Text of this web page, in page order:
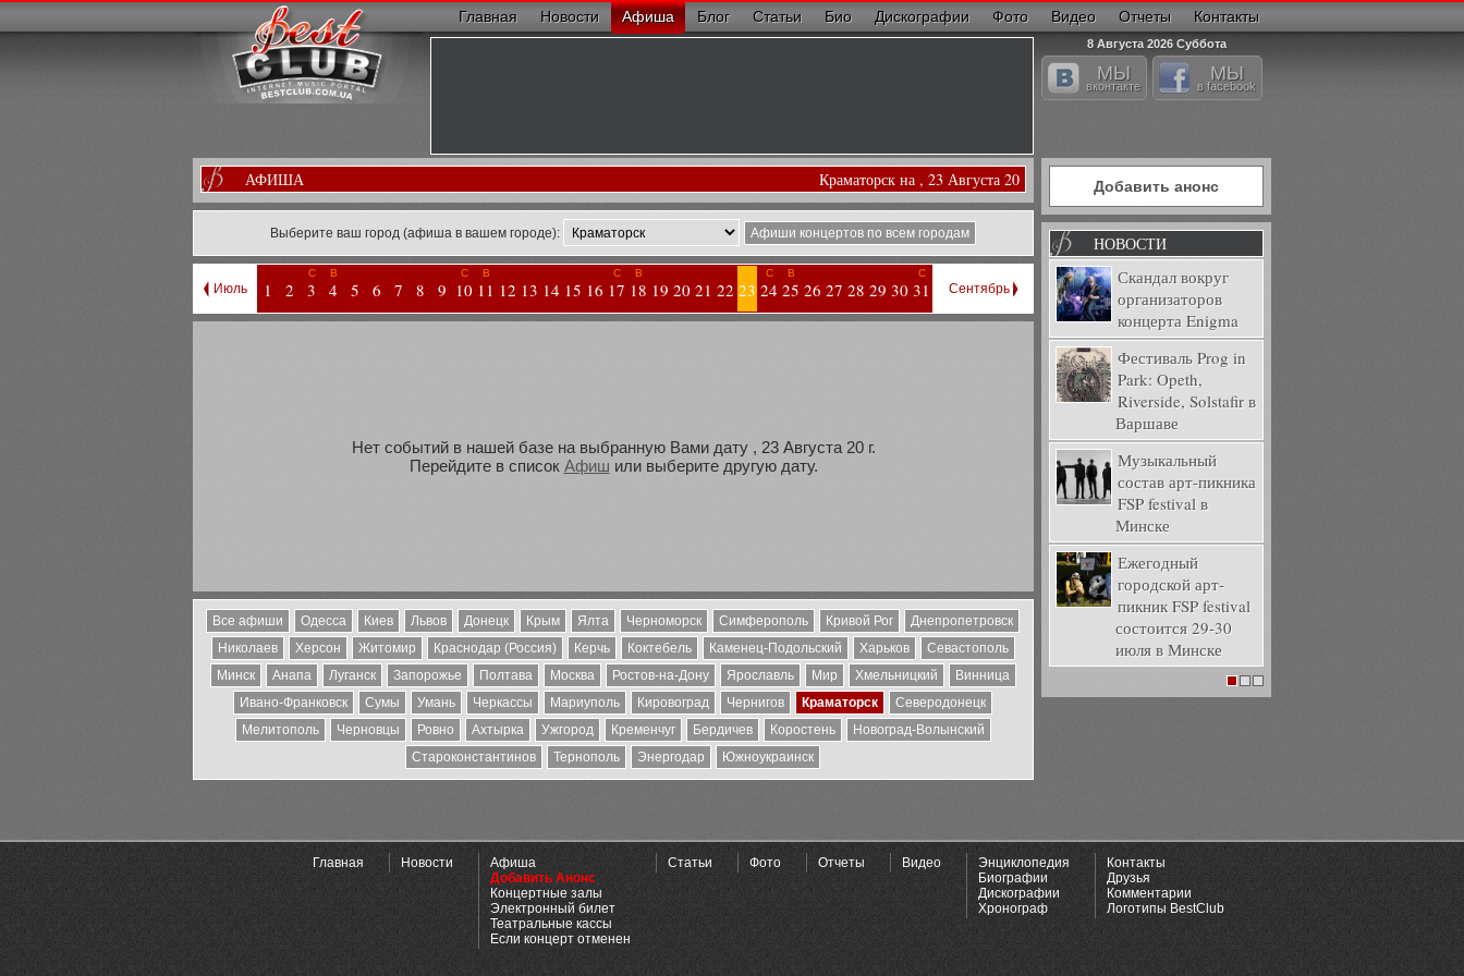
Главная Новости Афиша Блог Статьи Био Дискографии Фото Видео Отчеты Контакты
8 Августа 2026 Суббота
МЫ
вконтакте
МЫ
в facebook
АФИША Краматорск на , 23 Августа 20
Выберите ваш город (афиша в вашем городе): Афиши концертов по всем городам
Июль 1 2
С
3
В
4 5 6 7 8 9
С
10
В
11 12 13 14 15 16
С
17
В
18 19 20 21 22 23
С
24
В
25 26 27 28 29 30
С
31 Сентябрь
Нет событий в нашей базе на выбранную Вами дату , 23 Августа 20 г.
Перейдите в список Афиш или выберите другую дату.
Все афиши Одесса Киев Львов Донецк Крым Ялта Черноморск Симферополь Кривой Рог
Днепропетровск
Николаев
Херсон Житомир Краснодар (Россия) Керчь Коктебель Каменец-Подольский Харьков
Севастополь
Минск
Анапа Луганск Запорожье Полтава Москва Ростов-на-Дону Ярославль Мир Хмельницкий
Винница
Ивано-Франковск
Сумы Умань Черкассы Мариуполь Кировоград Чернигов Краматорск
Северодонецк
Мелитополь
Черновцы Ровно Ахтырка Ужгород Кременчуг Бердичев Коростень
Новоград-Волынский
Староконстантинов
Тернополь Энергодар Южноукраинск
Добавить анонс
НОВОСТИ
Скандал вокруг
организаторов
концерта Enigma
Фестиваль Prog in
Park: Opeth,
Riverside, Solstafir в
Варшаве
Музыкальный
состав арт-пикника
FSP festival в
Минске
Ежегодный
городской арт-
пикник FSP festival
состоится 29-30
июля в Минске
Главная Новости
Афиша
Добавить Анонс
Концертные залы
Электронный билет
Театральные кассы
Если концерт отменен
Статьи Фото Отчеты Видео
Энциклопедия
Биографии
Дискографии
Хронограф
Контакты
Друзья
Комментарии
Логотипы BestClub